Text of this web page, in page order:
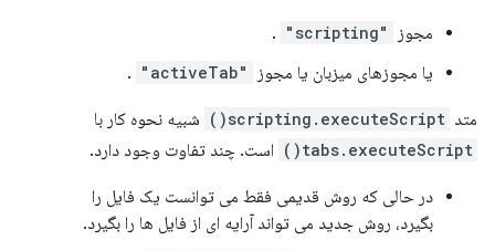
مجوز "scripting"
.
یا مجوزهای میزبان یا مجوز
"activeTab"
.
متد scripting.executeScript() شبیه نحوه کار با
tabs.executeScript() است. چند تفاوت وجود دارد.
در حالی که روش قدیمی فقط می توانست یک فایل را
بگیرد، روش جدید می تواند آرایه ای از فایل ها را بگیرد.